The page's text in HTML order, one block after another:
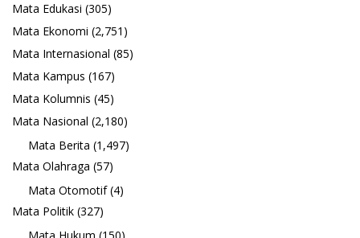
Mata Edukasi (305)
Mata Ekonomi (2,751)
Mata Internasional (85)
Mata Kampus (167)
Mata Kolumnis (45)
Mata Nasional (2,180)
Mata Berita (1,497)
Mata Olahraga (57)
Mata Otomotif(4)
Mata Politik (327)